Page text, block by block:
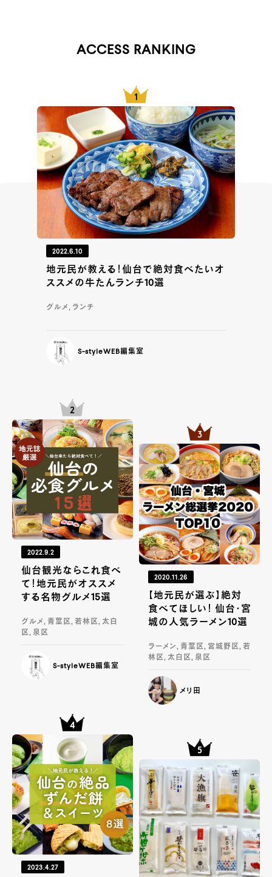
ACCESS RANKING
2022.6.10
地元民が教える！仙台で絶対食べたいオ
ススメの牛たんランチ10選
グルメ, ランチ
S-styleWEB編集室
2022.9.2
仙台観光ならこれ食べ
て！地元民がオススメ
する名物グルメ15選
グルメ, 青葉区, 若林区, 太白
区, 泉区
S-styleWEB編集室
2020.11.26
【地元民が選ぶ】絶対
食べてほしい！ 仙台・宮
城の人気ラーメン10選
ラーメン, 青葉区, 宮城野区, 若
林区, 太白区, 泉区
メリ田
2023.4.27